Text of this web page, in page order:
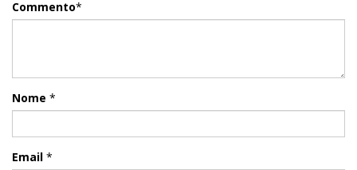
Commento*
Nome *
Email *